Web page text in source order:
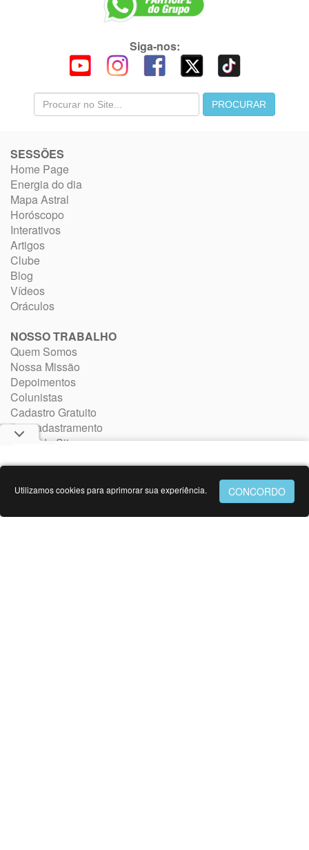
Siga-nos:
SESSÕES
Home Page
Energia do dia
Mapa Astral
Horóscopo
Interativos
Artigos
Clube
Blog
Vídeos
Oráculos
NOSSO TRABALHO
Quem Somos
Nossa Missão
Depoimentos
Colunistas
Cadastro Gratuito
Descadastramento
Mapa do Site
Anuncie
STUM NO MUNDO
Utilizamos cookies para aprimorar sua experiência.